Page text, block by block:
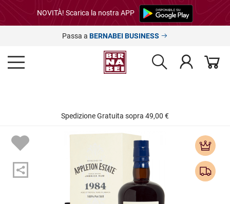
NOVITÀ! Scarica la nostra APP
Passa a BERNABEI BUSINESS
Spedizione Gratuita sopra 49,00 €